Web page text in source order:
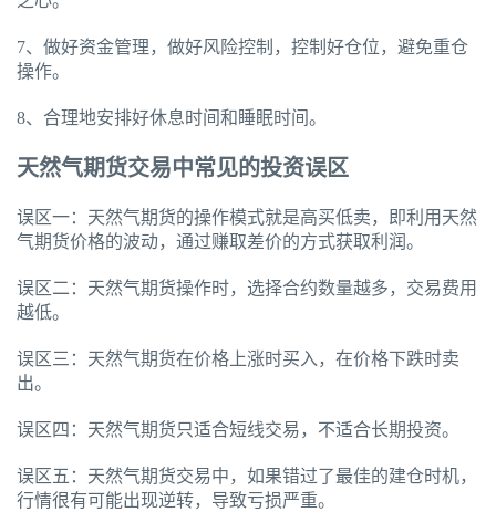
7、做好资金管理，做好风险控制，控制好仓位，避免重仓
操作。
8、合理地安排好休息时间和睡眠时间。
天然气期货交易中常见的投资误区
误区一：天然气期货的操作模式就是高买低卖，即利用天然
气期货价格的波动，通过赚取差价的方式获取利润。
误区二：天然气期货操作时，选择合约数量越多，交易费用
越低。
误区三：天然气期货在价格上涨时买入，在价格下跌时卖
出。
误区四：天然气期货只适合短线交易，不适合长期投资。
误区五：天然气期货交易中，如果错过了最佳的建仓时机，
行情很有可能出现逆转，导致亏损严重。